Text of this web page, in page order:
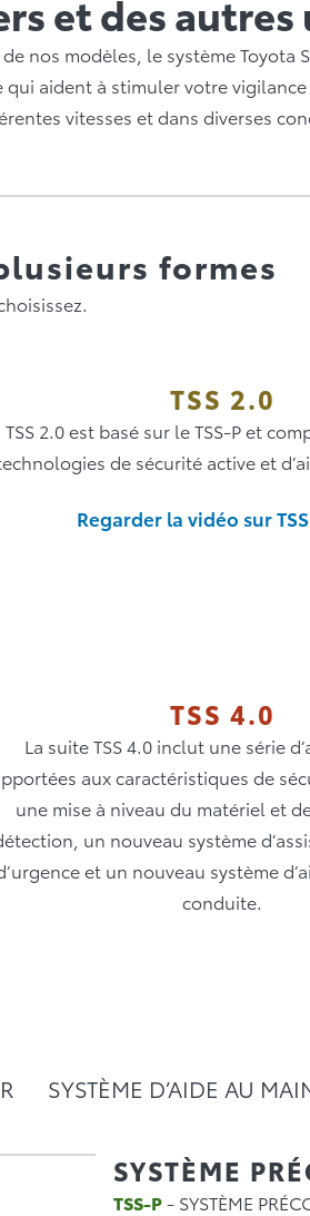
et des
nos modèles, le système Toyota
aident à stimuler votre
vitesses et dans diverses
formes
TSS 2.0
TSS 2.0 est basé sur le TSS-P et
de sécurité active et
Regarder la vidéo sur
TSS 4.0
La suite TSS 4.0 inclut une série
aux caractéristiques de
une mise à niveau du matériel et
un nouveau système
et un nouveau système
conduite.
SYSTÈME D’AIDE AU
SYSTÈME
TSS-P- SYSTÈME